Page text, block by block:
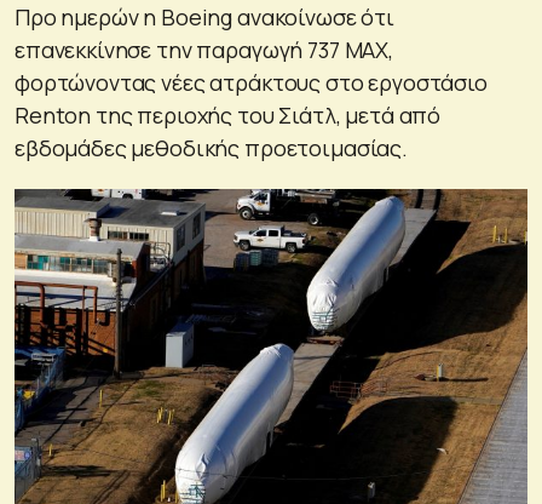
Προ ημερών η Boeing ανακοίνωσε ότι
επανεκκίνησε την παραγωγή 737 MAX,
φορτώνοντας νέες ατράκτους στο εργοστάσιο
Renton της περιοχής του Σιάτλ, μετά από
εβδομάδες μεθοδικής προετοιμασίας.